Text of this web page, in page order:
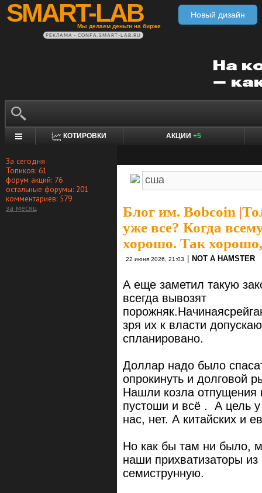
SMART-LAB
Мы делаем деньги на бирже
Новый дизайн
РЕКЛАМА • CONFA.SMART-LAB.RU
КОТИРОВКИ АКЦИИ +5
За сегодня
Топиков: 61
форум акций: 76
остальные форумы: 201
комментариев: 579
за месяц
Блог им. Bobcoin |
уже все? Когда
хорошо. Так
22 июня 2026, 21:03 NOT A HAMSTER
А еще заметил такую
всегда вывозят
зря их к власти
спланировано.
Доллар надо было
опрокинуть и долговой
Нашли козла отпущения
пустоши и всё . А цель
нас, нет. А китайских и
Но как бы там ни было,
наши прихватизаторы
семиструнную.